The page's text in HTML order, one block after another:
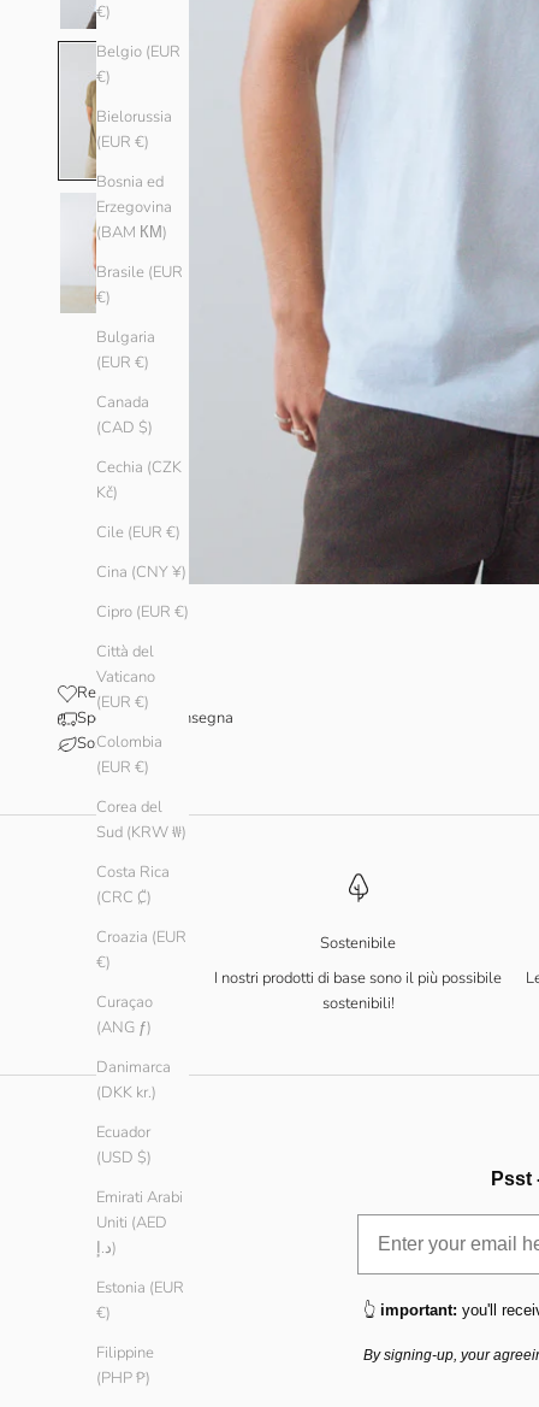
€)
Belgio (EUR
€)
Bielorussia
(EUR €)
Bosnia ed
Erzegovina
(BAM КМ)
Brasile (EUR
€)
Bulgaria
(EUR €)
Canada
(CAD $)
Cechia (CZK
Kč)
Cile (EUR €)
Cina (CNY ¥)
Cipro (EUR €)
Città del
Vaticano
(EUR €)
Colombia
(EUR €)
Corea del
Sud (KRW ₩)
Costa Rica
(CRC ₡)
Croazia (EUR
€)
Curaçao
(ANG ƒ)
Danimarca
(DKK kr.)
Ecuador
(USD $)
Emirati Arabi
Uniti (AED
د.إ)
Estonia (EUR
€)
Filippine
(PHP ₱)
Recensioni
Spedizione e consegna
Sostenibilità
Sostenibile
I nostri prodotti di base sono il più possibile
sostenibili!
Psst
👆 important: you'll
By signing-up, your